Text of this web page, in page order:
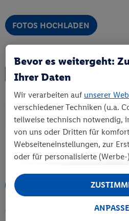
FOTOS HOCHLADEN
Fotoabzüge mit weißem Rand
Format
Rand (9x12 cm)
Fotoabzüge mit weißem
Rand (10x15 cm)
Fotoabzüge mit weißem
Rand (13x17 cm)
FOTOS HOCHLADEN
Grußkarten
Bevor es weitergeht:
Ihrer Daten
Wir verarbeiten auf unserer
verschiedener Techniken (u.a.
teilweise technisch notwendig,
von uns oder Dritten für
Webseiteneinstellungen, zur
oder für personalisierte
außerhalb der EU ohne
ein. Unter „Ablehnen“ können
notwendiger Techniken